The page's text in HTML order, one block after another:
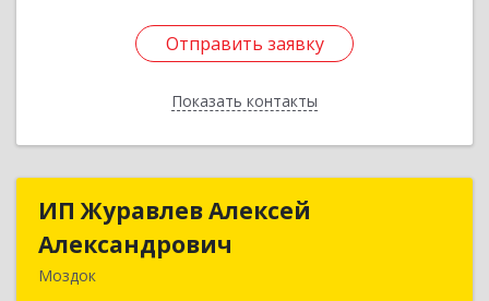
Отправить заявку
Показать контакты
Отправить заявку
Назад
ИП Журавлев Алексей
Александрович
Моздок
ИП Журавлев Алексей